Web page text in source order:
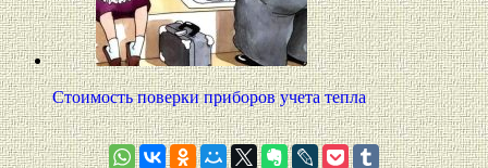
Стоимость поверки приборов учета тепла